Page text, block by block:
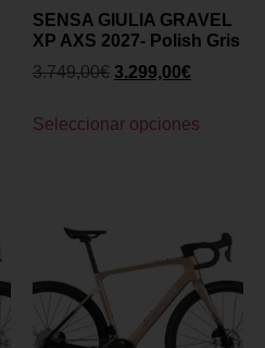
SENSA GIULIA GRAVEL
XP AXS 2027- Polish Gris
3.749,00€ 3.299,00€
Seleccionar opciones